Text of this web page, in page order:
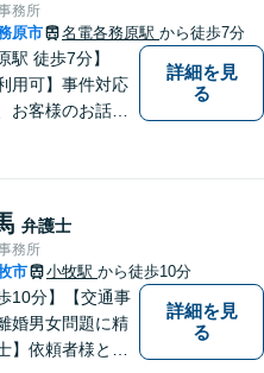
務所
原市 名電各務原駅 から徒歩7分
駅 徒歩7分】
用可】事件対応
お客様のお話を
けています。
詳細を見
る
弁護士
務所
市 小牧駅 から徒歩10分
10分】【交通事
婚男女問題に精
】依頼者様との
詳細を見
る